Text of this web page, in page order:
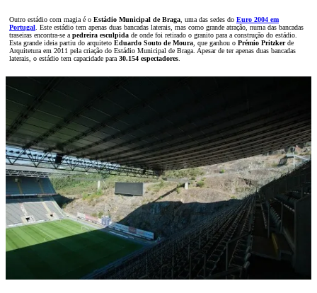
Outro estádio com magia é o Estádio Municipal de Braga , uma das sedes do Euro 2004 em
Portugal . Este estádio tem apenas duas bancadas laterais, mas como grande atração, numa das bancadas
traseiras encontra-se a pedreira esculpida de onde foi retirado o granito para a construção do estádio.
Esta grande ideia partiu do arquiteto Eduardo Souto de Moura , que ganhou o Prémio Pritzkerde
Arquitetura em 2011 pela criação do Estádio Municipal de Braga. Apesar de ter apenas duas bancadas
laterais, o estádio tem capacidade para 30.154 espectadores